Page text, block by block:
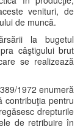
venituri, de
de muncă.
la bugetul
câştigului brut
se realizează
1972 enumeră
contribuţia pentru
drepturile
de retribuire în